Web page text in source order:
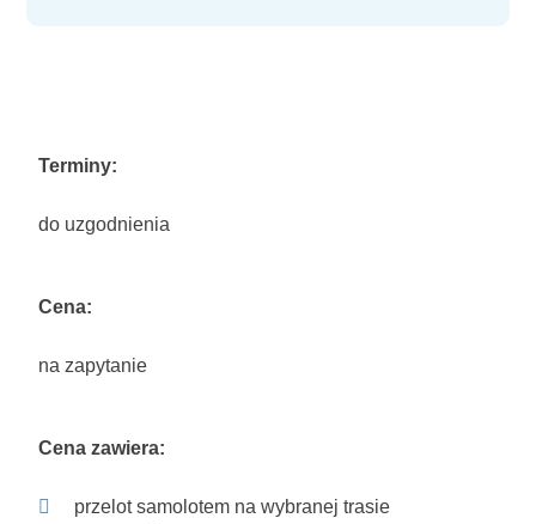
Terminy:
do uzgodnienia
Cena:
na zapytanie
Cena zawiera:
przelot samolotem na wybranej trasie